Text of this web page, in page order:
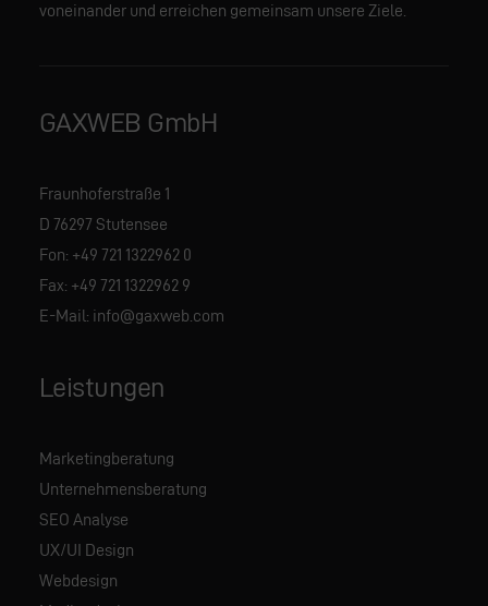
voneinander und erreichen gemeinsam unsere Ziele.
GAXWEB GmbH
Fraunhoferstraße 1
D 76297 Stutensee
Fon: +49 721 1322962 0
Fax: +49 721 1322962 9
E-Mail: info@gaxweb.com
Leistungen
Marketingberatung
Unternehmensberatung
SEO Analyse
UX/UI Design
Webdesign